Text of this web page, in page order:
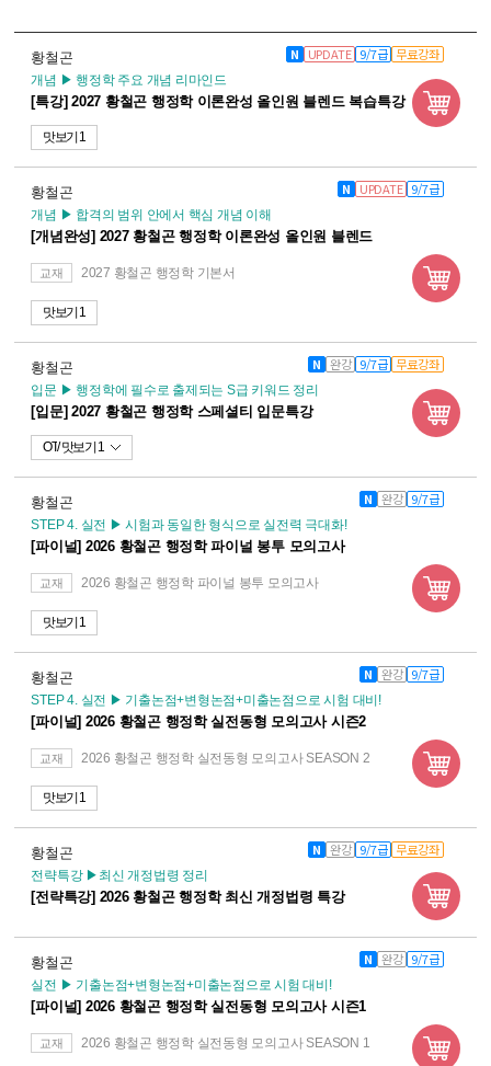
황철곤 N UPDATE 9/7급 무료강좌
개념 ▶ 행정학 주요 개념 리마인드
[특강] 2027 황철곤 행정학 이론완성 올인원 블렌드 복습특강
맛보기 1
황철곤 N UPDATE 9/7급
개념 ▶ 합격의 범위 안에서 핵심 개념 이해
[개념완성] 2027 황철곤 행정학 이론완성 올인원 블렌드
교재 2027 황철곤 행정학 기본서
맛보기 1
황철곤 N 완강 9/7급 무료강좌
입문 ▶ 행정학에 필수로 출제되는 S급 키워드 정리
[입문] 2027 황철곤 행정학 스페셜티 입문특강
OT 맛보기 1
황철곤 N 완강 9/7급
STEP 4. 실전 ▶ 시험과 동일한 형식으로 실전력 극대화!
[파이널] 2026 황철곤 행정학 파이널 봉투 모의고사
교재 2026 황철곤 행정학 파이널 봉투 모의고사
맛보기 1
황철곤 N 완강 9/7급
STEP 4. 실전 ▶ 기출논점+변형논점+미출논점으로 시험 대비!
[파이널] 2026 황철곤 행정학 실전동형 모의고사 시즌2
교재 2026 황철곤 행정학 실전동형 모의고사 SEASON 2
맛보기 1
황철곤 N 완강 9/7급 무료강좌
전략특강 ▶최신 개정법령 정리
[전략특강] 2026 황철곤 행정학 최신 개정법령 특강
황철곤 N 완강 9/7급
실전 ▶ 기출논점+변형논점+미출논점으로 시험 대비!
[파이널] 2026 황철곤 행정학 실전동형 모의고사 시즌1
교재 2026 황철곤 행정학 실전동형 모의고사 SEASON 1